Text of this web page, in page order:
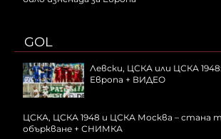
GOL
Левски, ЦСКА или ЦСКА
Европа + ВИДЕО
ЦСКА, ЦСКА 1948 и ЦСКА Москва – стана
объркване + СНИМКА